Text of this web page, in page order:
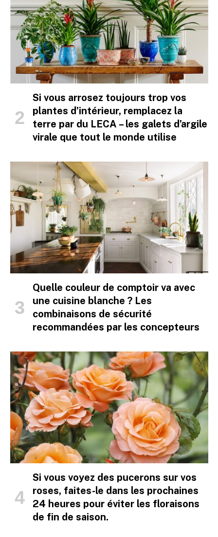
Si vous arrosez toujours trop vos
plantes d’intérieur, remplacez la
terre par du LECA – les galets d’argile
virale que tout le monde utilise
Quelle couleur de comptoir va avec
une cuisine blanche ? Les
combinaisons de sécurité
recommandées par les concepteurs
Si vous voyez des pucerons sur vos
roses, faites-le dans les prochaines
24 heures pour éviter les floraisons
de fin de saison.